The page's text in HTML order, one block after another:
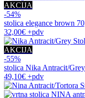
AKCIJA
-54%
stolica elegance brown
32,00€ +pdv
AKCIJA
-55%
stolica Nika Antracit/Grey
49,10€ +pdv